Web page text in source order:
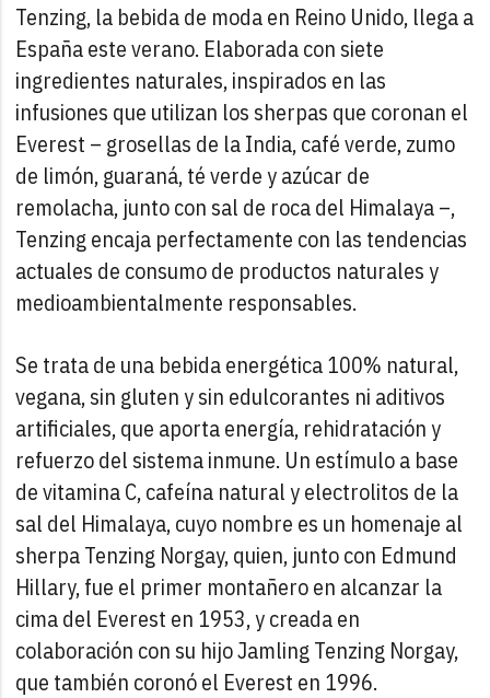
Tenzing, la bebida de moda en Reino Unido, llega a
España este verano. Elaborada con siete
ingredientes naturales, inspirados en las
infusiones que utilizan los sherpas que coronan el
Everest – grosellas de la India, café verde, zumo
de limón, guaraná, té verde y azúcar de
remolacha, junto con sal de roca del Himalaya –,
Tenzing encaja perfectamente con las tendencias
actuales de consumo de productos naturales y
medioambientalmente responsables.
Se trata de una bebida energética 100% natural,
vegana, sin gluten y sin edulcorantes ni aditivos
artificiales, que aporta energía, rehidratación y
refuerzo del sistema inmune. Un estímulo a base
de vitamina C, cafeína natural y electrolitos de la
sal del Himalaya, cuyo nombre es un homenaje al
sherpa Tenzing Norgay, quien, junto con Edmund
Hillary, fue el primer montañero en alcanzar la
cima del Everest en 1953, y creada en
colaboración con su hijo Jamling Tenzing Norgay,
que también coronó el Everest en 1996.